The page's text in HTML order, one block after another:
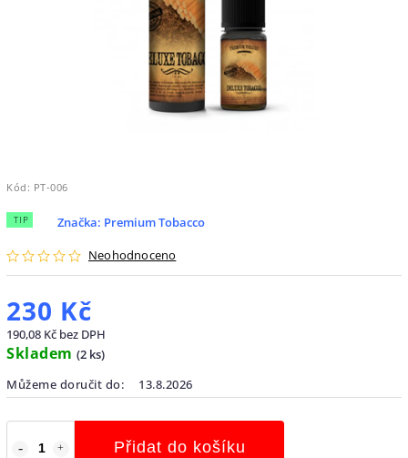
Kód: PT-006
TIP
Neohodnoceno
Značka: Premium Tobacco
230 Kč
190,08 Kč bez DPH
Skladem (2 ks)
Můžeme doručit do:
13.8.2026
Přidat do košíku